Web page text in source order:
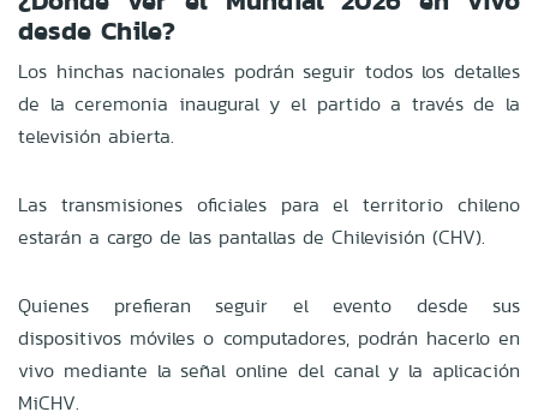
desde Chile?
Los hinchas nacionales podrán seguir todos los detalles
de la ceremonia inaugural y el partido a través de la
televisión abierta.
Las transmisiones oficiales para el territorio chileno
estarán a cargo de las pantallas de Chilevisión (CHV).
Quienes prefieran seguir el evento desde sus
dispositivos móviles o computadores, podrán hacerlo en
vivo mediante la señal online del canal y la aplicación
MiCHV.